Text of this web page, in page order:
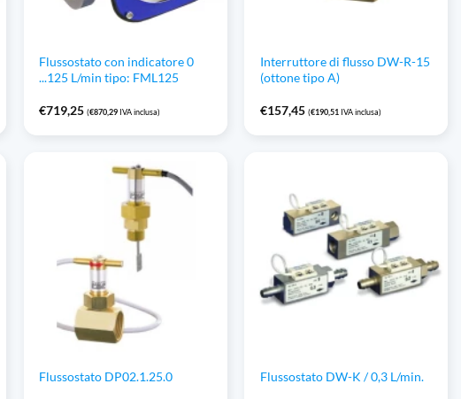
Flussostato con indicatore 0
...125 L/min tipo: FML125
€719,25 (€870,29 IVA inclusa)
Interruttore di flusso DW-R-15
(ottone tipo A)
€157,45 (€190,51IVA inclusa)
Flussostato DP02.1.25.0 Flussostato DW-K / 0,3 L/min.